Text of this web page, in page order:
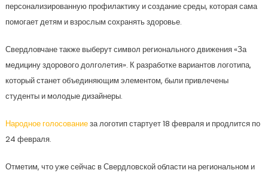
персонализированную профилактику и создание среды, которая сама
помогает детям и взрослым сохранять здоровье.
Свердловчане также выберут символ регионального движения «За
медицину здорового долголетия». К разработке вариантов логотипа,
который станет объединяющим элементом, были привлечены
студенты и молодые дизайнеры.
Народное голосованиеза логотип стартует 18 февраля и продлится по
24 февраля.
Отметим, что уже сейчас в Свердловской области на региональном и